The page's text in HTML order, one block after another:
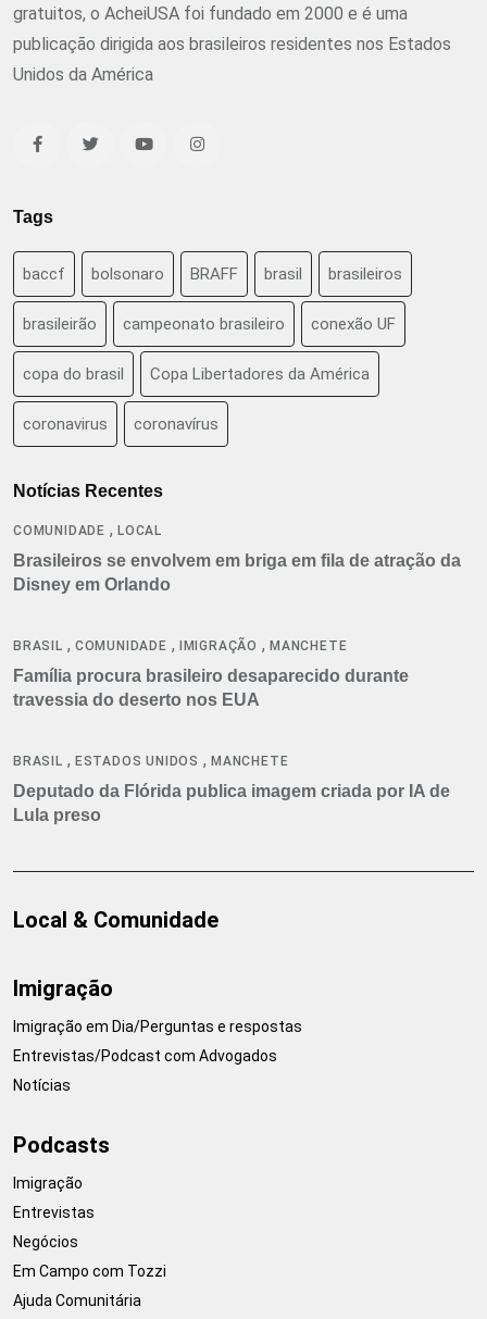
gratuitos, o AcheiUSA foi fundado em 2000 e é uma
publicação dirigida aos brasileiros residentes nos Estados
Unidos da América
Tags
baccf bolsonaro BRAFF brasil brasileiros
brasileirão campeonato brasileiro conexão UF
copa do brasil Copa Libertadores da América
coronavirus coronavírus
Notícias Recentes
COMUNIDADE , LOCAL
Brasileiros se envolvem em briga em fila de atração da
Disney em Orlando
BRASIL , COMUNIDADE , IMIGRAÇÃO ,MANCHETE
Família procura brasileiro desaparecido durante
travessia do deserto nos EUA
BRASIL , ESTADOS UNIDOS ,MANCHETE
Deputado da Flórida publica imagem criada por IA de
Lula preso
Local & Comunidade
Imigração
Imigração em Dia/Perguntas e respostas
Entrevistas/Podcast com Advogados
Notícias
Podcasts
Imigração
Entrevistas
Negócios
Em Campo com Tozzi
Ajuda Comunitária